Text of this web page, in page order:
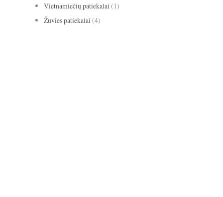
Vietnamiečių patiekalai (1)
Žuvies patiekalai (4)